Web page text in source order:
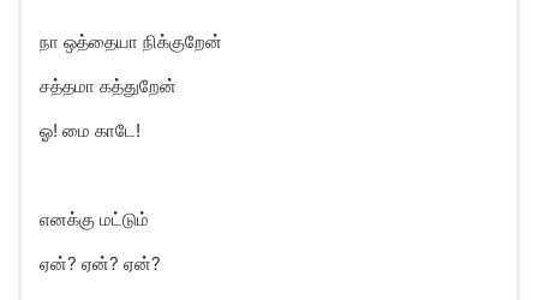
நா ஒத்தையா நிக்குறேன்
சத்தமா கத்துறேன்
ஓ! மை காடே!
எனக்கு மட்டும்
ஏன்? ஏன்? ஏன்?